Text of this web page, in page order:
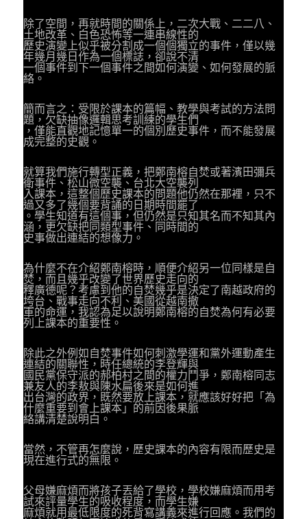
除了空間，再就時間的關係上，二次大戰、二二八、
土地改革、白色恐怖等一連串線性的
歷史演變上似乎被分割成一個個獨立的事件，僅以幾
年幾月幾日作為一個標誌，卻說不清
一個事件到下一個事件之間如何演變、如何發展的脈
絡。
簡而言之：受限於課本的篇幅、教學與考試的方法問
題，欠缺抽像邏輯思考訓練的學生們
，僅能直觀地記憶單一的個別歷史事件，而不能發展
成完整的史觀。
就算我們施行轉型正義，把鄭南榕自焚或著濱田彌兵
衛事件、松山微空襲、台北大空襲列
入課本，這整個歷史課本的問題他仍然在那裡，只不
過又多了幾個要背誦的日期時間罷了
。學生知道有這個事，但仍然是只知其名而不知其內
涵，更欠缺把同類型事件、同時間的
史事做出連結的想像力。
為什麼不在介紹鄭南榕時，順便介紹另一位同樣是自
焚，而且幾乎改變了世界歷史走向的
釋廣德呢？考慮到他的自焚幾乎是決定了南越政府的
垮台、戰事走向不利、美國從越南撤
軍的命運，我認為足以說明鄭南榕的自焚為何有必要
列上課本的重要性。
除此之外例如自焚事件如何刺激學運和黨外運動產生
連結的關聯性，時任總統的李登輝與
國民黨保守派的郝柏村之間的權力鬥爭，鄭南榕同志
兼友人的李敖與陳水扁後來是如何進
出台灣的政界，既然要放上課本，就應該好好把「為
什麼重要到會上課本」的前因後果脈
絡講清楚說明白。
當然，不管再怎麼說，歷史課本的內容有限而歷史是
現在進行式的無限。
父母嫌麻煩而將孩子丟給了學校，學校嫌麻煩而用考
試來評量學生的吸收程度，而學生嫌
麻煩就用最低限度的死背寫講義來進行回應。我們的